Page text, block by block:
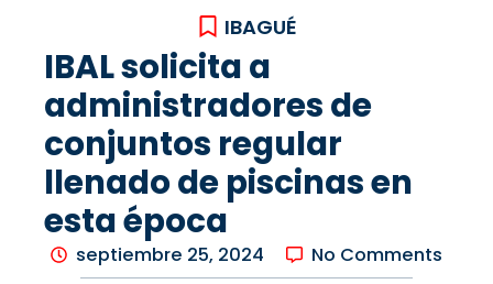
IBAGUÉ
IBAL solicita a
administradores de
conjuntos regular
llenado de piscinas en
esta época
septiembre 25, 2024 No Comments